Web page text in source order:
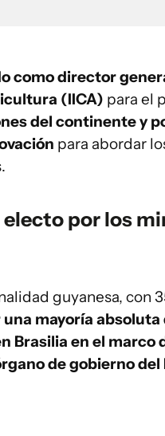
como director
(IICA) para el
del continentey
para abordar
por los
guyanesa, con
mayoría
Brasilia en el marco
de gobierno del